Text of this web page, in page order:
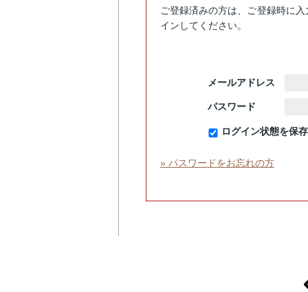
ご登録済みの方は、ご登録時に
インしてください。
メールアドレス
パスワード
ログイン状態を保
» パスワードをお忘れの方